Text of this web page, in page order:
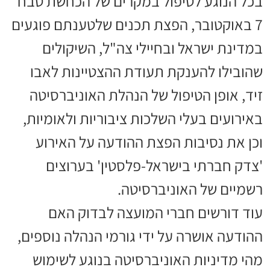
7 באוקטובר, הפצת תכנים שלטענתם פוגעים
במדינת ישראל ובחיילי צה"ל, השיקולים
שהובילו להענקת תעודת ההצטיינות לאבו
זיד, אופן הטיפול של הנהלת האוניברסיטה
באירועים בעלי השלכות ציבוריות ולאומיות,
וכן את נסיבות הפצת ההודעה על האירוע
'צדק חברתי בישראל-פלסטין' בערוצים
רשמיים של האוניברסיטה.
עוד דורשים חברי המועצה לבדוק האם
ההודעה אושרה על ידי גורמי הנהלה נוספים,
מהי מדיניות האוניברסיטה בנוגע לשימוש